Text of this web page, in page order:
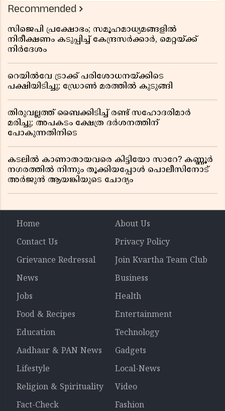
Recommended
സിജെപി പ്രക്ഷോഭം; സമൂഹമാധ്യമങ്ങളിൽ
നിരീക്ഷണം കടുപ്പിച്ച് കേന്ദ്രസർക്കാർ, മെറ്റയ്ക്ക്
നിർദേശം
റെയിൽവേ ട്രാക്ക് പരിശോധനയ്ക്കിടെ
പക്ഷിയിടിച്ചു; ഡ്രോൺ മരത്തിൽ കുടുങ്ങി
തിരുവല്ലത്ത് ബൈക്കിടിച്ച് രണ്ട് സഹോദരിമാർ
മരിച്ചു; അപകടം ക്ഷേത്ര ദർശനത്തിന്
പോകുന്നതിനിടെ
കടലിൽ കാണാതായവരെ കിട്ടിയോ സാറേ? കണ്ണൂർ
നഗരത്തിൽ നിന്നും തൂക്കിയപ്പോൾ പൊലീസിനോട്
അർജുൻ ആയങ്കിയുടെ ചോദ്യം
Home
About Us
Contact Us
Privacy Policy
Grievance Redressal
Join Kvartha Team Club
News
Business
Jobs
Health
Food & Recipes
Entertainment
Education
Technology
Aadhaar & PAN News
Gadgets
Lifestyle
Local-News
Religion & Spirituality
Video
Fact-Check
Fashion